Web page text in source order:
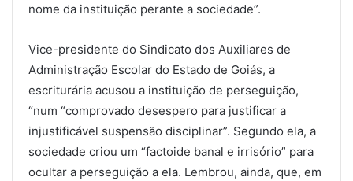
nome da instituição perante a sociedade”.
Vice-presidente do Sindicato dos Auxiliares de
Administração Escolar do Estado de Goiás, a
escriturária acusou a instituição de perseguição,
“num “comprovado desespero para justificar a
injustificável suspensão disciplinar”. Segundo ela, a
sociedade criou um “factoide banal e irrisório” para
ocultar a perseguição a ela. Lembrou, ainda, que, em